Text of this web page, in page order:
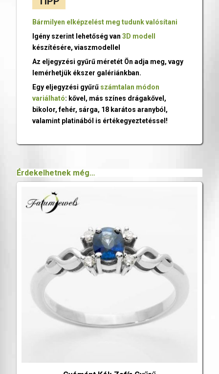
Bármilyen elképzelést meg tudunk valósítani
Igény szerint lehetőség van 3D modell
készítésére, viaszmodellel
Az eljegyzési gyűrű méretét Ön adja meg, vagy
lemérhetjük ékszer galériánkban.
Egy eljegyzési gyűrű számtalan módon
variálható: kővel, más színes drágakővel,
bikolor, fehér, sárga, 18 karátos aranyból,
valamint platinából is értékegyeztetéssel!
Érdekelhetnek még…